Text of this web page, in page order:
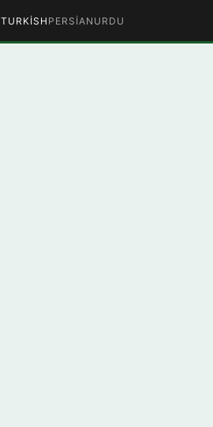
TURKISH PERSIAN URDU